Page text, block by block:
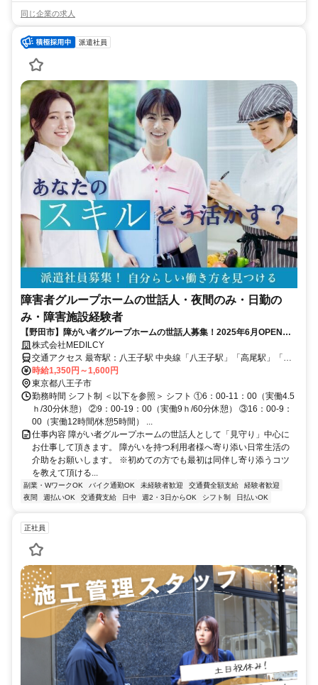
同じ企業の求人
派遣社員
障害者グループホームの世話人・夜間のみ・日勤の
み・障害施設経験者
【野田市】障がい者グループホームの世話人募集！2025年6月OPEN！
（派遣社員）マイカー通勤OK！給与日払いOK！
株式会社MEDILCY
交通アクセス 最寄駅：八王子駅 中央線「八王子駅」「高尾駅」「西
八王子駅」 ※車、バイク、自転車通勤OK！
時給1,350円～1,600円
東京都八王子市
勤務時間 シフト制 ＜以下を参照＞ シフト ①6：00-11：00（実働4.5
ｈ/30分休憩） ②9：00-19：00（実働9ｈ/60分休憩） ③16：00-9：
00（実働12時間/休憩5時間） ...
仕事内容 障がい者グループホームの世話人として「見守り」中心に
お仕事して頂きます。 障がいを持つ利用者様へ寄り添い日常生活の
介助をお願いします。 ※初めての方でも最初は同伴し寄り添うコツ
を教えて頂ける...
副業・WワークOK バイク通勤OK 未経験者歓迎 交通費全額支給
経験者歓迎
夜間
週払いOK 交通費支給 日中 週2・3日からOK シフト制 日払いOK
正社員